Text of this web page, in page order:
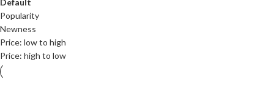
Default
Popularity
Newness
Price: low to high
Price: high to low